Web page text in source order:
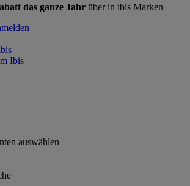
das ganze Jahr über in ibis Marken
Ibis
auswählen